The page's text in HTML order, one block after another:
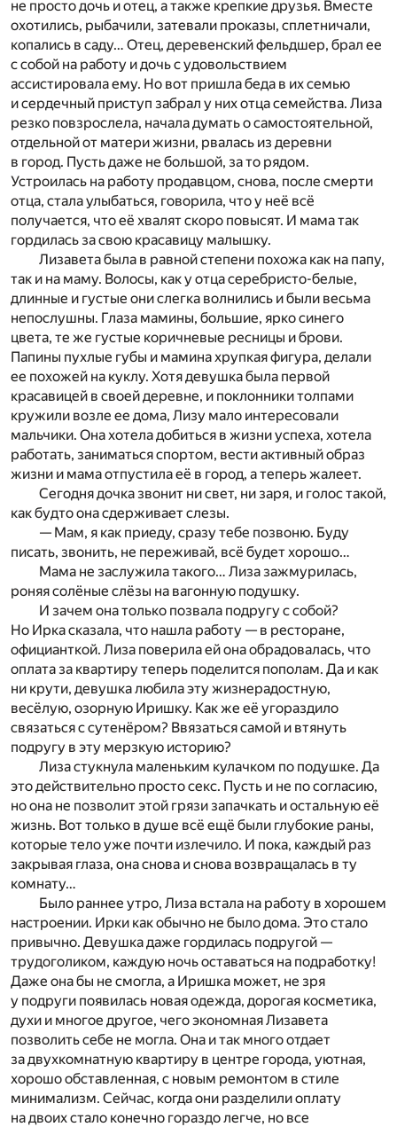
не просто дочь и отец, а также крепкие друзья. Вместе
охотились, рыбачили, затевали проказы, сплетничали,
копались в саду… Отец, деревенский фельдшер, брал ее
с собой на работу и дочь с удовольствием
ассистировала ему. Но вот пришла беда в их семью
и сердечный приступ забрал у них отца семейства. Лиза
резко повзрослела, начала думать о самостоятельной,
отдельной от матери жизни, рвалась из деревни
в город. Пусть даже не большой, за то рядом.
Устроилась на работу продавцом, снова, после смерти
отца, стала улыбаться, говорила, что у неё всё
получается, что её хвалят скоро повысят. И мама так
гордилась за свою красавицу малышку.
Лизавета была в равной степени похожа как на папу,
так и на маму. Волосы, как у отца серебристо-белые,
длинные и густые они слегка волнились и были весьма
непослушны. Глаза мамины, большие, ярко синего
цвета, те же густые коричневые ресницы и брови.
Папины пухлые губы и мамина хрупкая фигура, делали
ее похожей на куклу. Хотя девушка была первой
красавицей в своей деревне, и поклонники толпами
кружили возле ее дома, Лизу мало интересовали
мальчики. Она хотела добиться в жизни успеха, хотела
работать, заниматься спортом, вести активный образ
жизни и мама отпустила её в город, а теперь жалеет.
Сегодня дочка звонит ни свет, ни заря, и голос такой,
как будто она сдерживает слезы.
— Мам, я как приеду, сразу тебе позвоню. Буду
писать, звонить, не переживай, всё будет хорошо…
Мама не заслужила такого… Лиза зажмурилась,
роняя солёные слёзы на вагонную подушку.
И зачем она только позвала подругу с собой?
Но Ирка сказала, что нашла работу — в ресторане,
официанткой. Лиза поверила ей она обрадовалась, что
оплата за квартиру теперь поделится пополам. Да и как
ни крути, девушка любила эту жизнерадостную,
весёлую, озорную Иришку. Как же её угораздило
связаться с сутенёром? Ввязаться самой и втянуть
подругу в эту мерзкую историю?
Лиза стукнула маленьким кулачком по подушке. Да
это действительно просто секс. Пусть и не по согласию,
но она не позволит этой грязи запачкать и остальную её
жизнь. Вот только в душе всё ещё были глубокие раны,
которые тело уже почти излечило. И пока, каждый раз
закрывая глаза, она снова и снова возвращалась в ту
комнату…
Было раннее утро, Лиза встала на работу в хорошем
настроении. Ирки как обычно не было дома. Это стало
привычно. Девушка даже гордилась подругой —
трудоголиком, каждую ночь оставаться на подработку!
Даже она бы не смогла, а Иришка может, не зря
у подруги появилась новая одежда, дорогая косметика,
духи и многое другое, чего экономная Лизавета
позволить себе не могла. Она и так много отдает
за двухкомнатную квартиру в центре города, уютная,
хорошо обставленная, с новым ремонтом в стиле
минимализм. Сейчас, когда они разделили оплату
на двоих стало конечно гораздо легче, но все